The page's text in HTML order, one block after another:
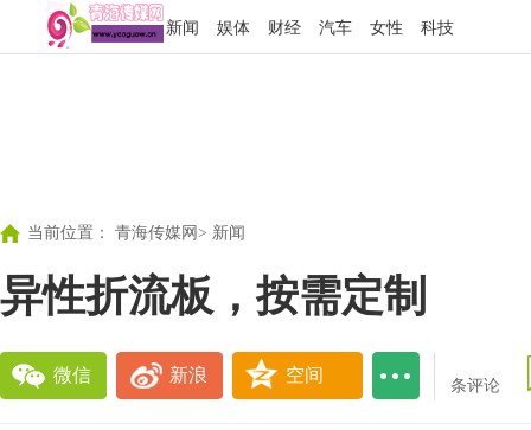
新闻 娱体 财经 汽车 女性 科技
当前位置： 青海传媒网 > 新闻
异性折流板，按需定制
微信 新浪 空间
条评论